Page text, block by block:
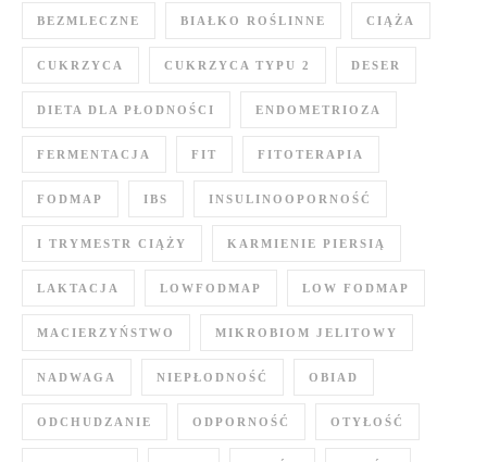
BEZMLECZNE BIAŁKO ROŚLINNE CIĄŻA
CUKRZYCA CUKRZYCA TYPU 2 DESER
DIETA DLA PŁODNOŚCI ENDOMETRIOZA
FERMENTACJA FIT FITOTERAPIA
FODMAP IBS INSULINOOPORNOŚĆ
I TRYMESTR CIĄŻY KARMIENIE PIERSIĄ
LAKTACJA LOWFODMAP LOW FODMAP
MACIERZYŃSTWO MIKROBIOM JELITOWY
NADWAGA NIEPŁODNOŚĆ OBIAD
ODCHUDZANIE ODPORNOŚĆ OTYŁOŚĆ